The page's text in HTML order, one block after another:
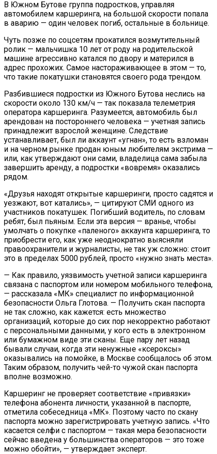
В Южном Бутове группа подростков, управляя
автомобилем каршеринга, на большой скорости попала
в аварию — один человек погиб, остальные в больнице.
Чуть позже по соцсетям прокатился возмутительный
ролик — мальчишка 10 лет от роду на родительской
машине агрессивно катался по двору и матерился в
адрес прохожих. Самое настораживающее в этом — то,
что такие покатушки становятся своего рода трендом.
Разбившиеся подростки из Южного Бутова неслись на
скорости около 130 км/ч — так показала телеметрия
оператора каршеринга. Разумеется, автомобиль был
арендован на постороннего человека — учетная запись
принадлежит взрослой женщине. Следствие
устанавливает, был ли аккаунт «угнан», то есть взломан
и на черном рынке продан юным любителям экстрима —
или, как утверждают они сами, владелица сама забыла
завершить аренду, а подростки «вовремя» оказались
рядом.
«Друзья находят открытые каршеринги, просто садятся и
уезжают, вот катались», — цитируют СМИ одного из
участников покатушек. Погибший водитель, по словам
ребят, был пьяным. Если эта версия — вранье, чтобы
умолчать о покупке «паленого» аккаунта каршеринга, то
приобрести его, как уже неоднократно выясняли
правоохранители и журналисты, не так уж сложно: стоит
это в пределах 5000 рублей, просто «нужно знать места».
— Как правило, уязвимость учетной записи каршеринга
связана с паспортом или номером мобильного телефона,
— рассказала «МК» специалист по информационной
безопасности Ольга Глотова. — Получить скан паспорта
не так сложно, как кажется: есть множество
организаций, которые до сих пор некорректно работают
с персональными данными, у кого есть в электронном
или бумажном виде эти сканы. Еще пару лет назад
бывали случаи, когда эти ненужные «ксероксы»
оказывались на помойке, в Москве сообщалось об этом.
Таким образом, получить чей-то чужой скан паспорта
вполне возможно.
Каршеринг не проверяет соответствие «привязки»
телефона абонента личности, указанной в паспорте,
отметила собеседница «МК». Поэтому часто по скану
паспорта можно зарегистрировать учетную запись. «Что
касается селфи с паспортом — такая мера безопасности
сейчас введена у большинства операторов — это тоже
можно обойти», — утверждает эксперт.